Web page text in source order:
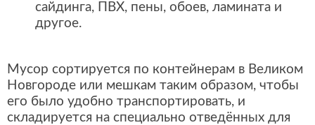
сайдинга, ПВХ, пены, обоев, ламината и
другое.
Мусор сортируется по контейнерам в Великом
Новгороде или мешкам таким образом, чтобы
его было удобно транспортировать, и
складируется на специально отведённых для